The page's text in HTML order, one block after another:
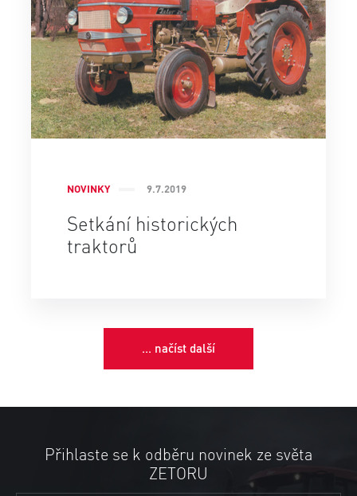
NOVINKY 9.7.2019
Setkání historických
traktorů
... načíst další
Přihlaste se k odběru novinek ze světa
ZETORU